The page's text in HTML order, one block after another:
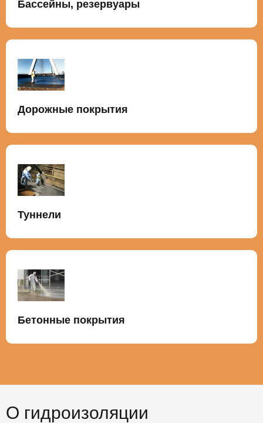
Бассейны, резервуары
Дорожные покрытия
Туннели
Бетонные покрытия
О гидроизоляции